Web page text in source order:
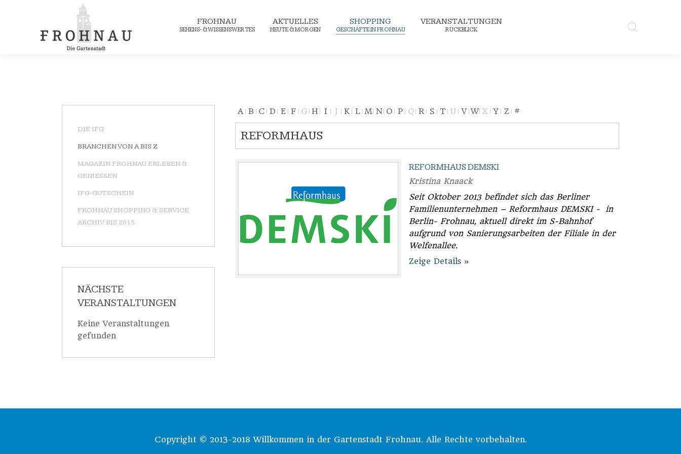
FROHNAU
SEHENS- & WISSENSWERTES
AKTUELLES
HEUTE & MORGEN
SHOPPING
GESCHÄFTE IN FROHNAU
VERANSTALTUNGEN
RÜCKBLICK
A B C D E F G H I J K L M N O P Q R S T U V W X Y Z #
REFORMHAUS
REFORMHAUS DEMSKI
Kristina Knaack
Seit Oktober 2013 befindet sich das Berliner
Familienunternehmen – Reformhaus DEMSKI - in
Berlin- Frohnau, aktuell direkt im S-Bahnhof
aufgrund von Sanierungsarbeiten der Filiale in der
Welfenallee.
Zeige Details
DIE IFG
BRANCHEN VON A BIS Z
MAGAZIN FROHNAU ERLEBEN &
GENIESSEN
IFG-GUTSCHEIN
FROHNAU SHOPPING & SERVICE
ARCHIV BIS 2015
NÄCHSTE
VERANSTALTUNGEN
Keine Veranstaltungen
gefunden
Copyright © 2013-2018 Willkommen in der Gartenstadt Frohnau. Alle Rechte vorbehalten.